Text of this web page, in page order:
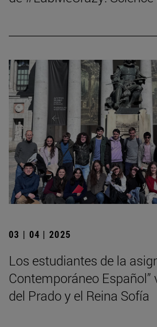
03 | 04 | 2025
Los estudiantes de la
Contemporáneo
del Prado y el Reina Sofía